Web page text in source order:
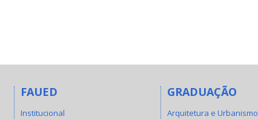
FAUED
Institucional
GRADUAÇÃO
Arquitetura e Urbanismo